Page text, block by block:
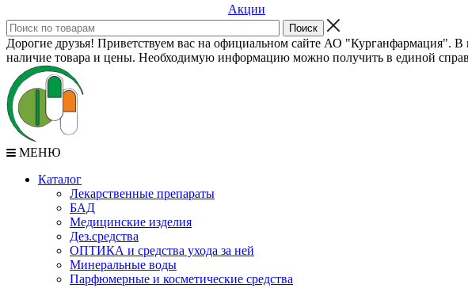
Акции
Дорогие друзья! Приветствуем вас на официальном сайте АО "Курганфармация". В
наличие товара и цены. Необходимую информацию можно получить в единой
МЕНЮ
Каталог
Лекарственные препараты
БАД
Медицинские изделия
Дез.средства
ОПТИКА и средства ухода за ней
Минеральные воды
Парфюмерные и косметические средства